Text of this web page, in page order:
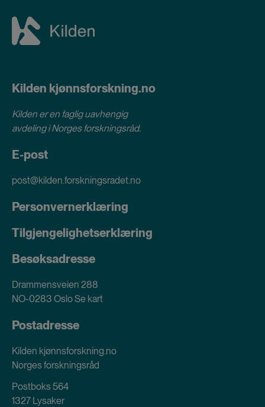
Kilden kjønnsforskning.no
Kilden er en faglig uavhengig
avdeling iNorges forskningsråd.
E-post
post@kilden.forskningsradet.no
Personvernerklæring
Tilgjengelighetserklæring
Besøksadresse
Drammensveien 288
NO-0283 OsloSe kart
Postadresse
Kilden kjønnsforskning.no
Norges forskningsråd
Postboks 564
1327 Lysaker